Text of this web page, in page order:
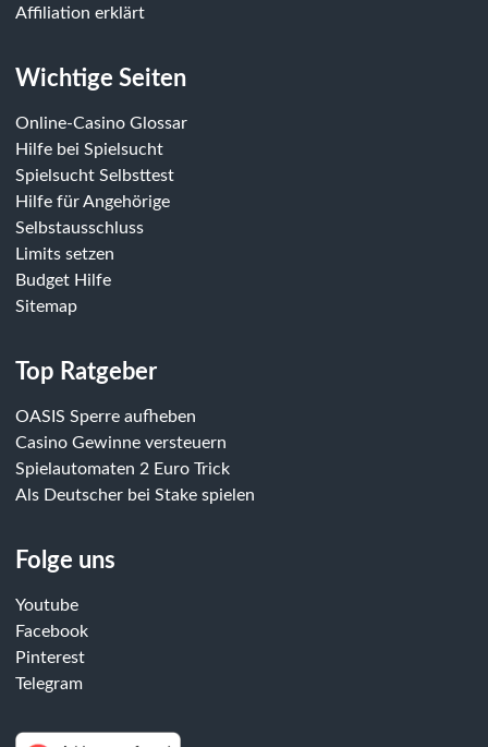
Affiliation erklärt
Wichtige Seiten
Online-Casino Glossar
Hilfe bei Spielsucht
Spielsucht Selbsttest
Hilfe für Angehörige
Selbstausschluss
Limits setzen
Budget Hilfe
Sitemap
Top Ratgeber
OASIS Sperre aufheben
Casino Gewinne versteuern
Spielautomaten 2 Euro Trick
Als Deutscher bei Stake spielen
Folge uns
Youtube
Facebook
Pinterest
Telegram